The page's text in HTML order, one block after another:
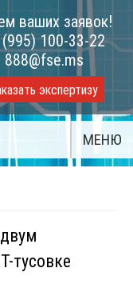
ваших заявок!
100-33-22
888@fse.ms
экспертизу
МЕНЮ
тусовке